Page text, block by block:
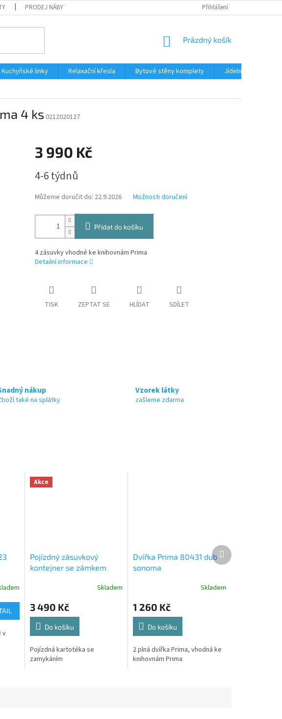
PRODEJ NÁBYTKU NA SPLÁTKY PODMÍNKY OCHRANY
Přihlášení
NÁKUPNÍ
Prázdný košík
Kuchyňské linky Relaxační křesla Bytové stěny komplety Jídelní sety
4 ks 0212020127
3 990 Kč
cena:
4-6 týdnů
Můžeme doručit do: 22.9.2026 Možnosti doručení
Přidat do košíku
4 zásuvky vhodné ke knihovnám Prima
Detailní informace
TISK ZEPTAT SE HLÍDAT SDÍLET
nákup
také na splátky
Vzorek látky
zašleme zdarma
v
Akce
Pojízdný zásuvkový
kontejner se zámkem
Skladem
3 490 Kč
Do košíku
Pojízdná kartotéka se
zamykáním
Dvířka Prima 80431 dub
sonoma
Skladem
1 260 Kč
Do košíku
2 plná dvířka Prima, vhodná ke
knihovnám Prima
Další
produkt